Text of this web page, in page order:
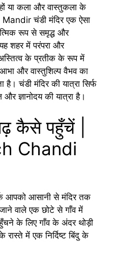
हों या कला और वास्तुकला के
चंडी मंदिर एक ऐसा
रूप से समृद्ध और
शहर में परंपरा और
के प्रतीक के रूप में
और वास्तुशिल्प वैभव का
चंडी मंदिर की यात्रा सिर्फ
ज्ञानोदय की यात्रा है।
कैसे पहुँचें |
Chandi
आपको आसानी से मंदिर तक
वाले एक छोटे से गाँव में
के लिए गाँव के अंदर थोड़ी
रास्ते में एक निर्दिष्ट बिंदु के